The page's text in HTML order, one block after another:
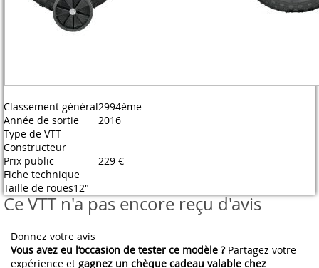
Classement général2994ème
Année de sortie
2016
Type de VTT
Constructeur
Prix public
229 €
Fiche technique
Taille de roues12"
Ce VTT n'a pas encore reçu d'avis
Donnez votre avis
Vous avez eu l’occasion de tester ce modèle ?Partagez votre
expérience et gagnez un chèque cadeau valable chez